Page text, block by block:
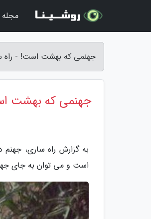
جهنمی که بهشت است! - راه
جهنمی که بهشت
به گزارش راه ساری، جهنم
است و می توان به جای